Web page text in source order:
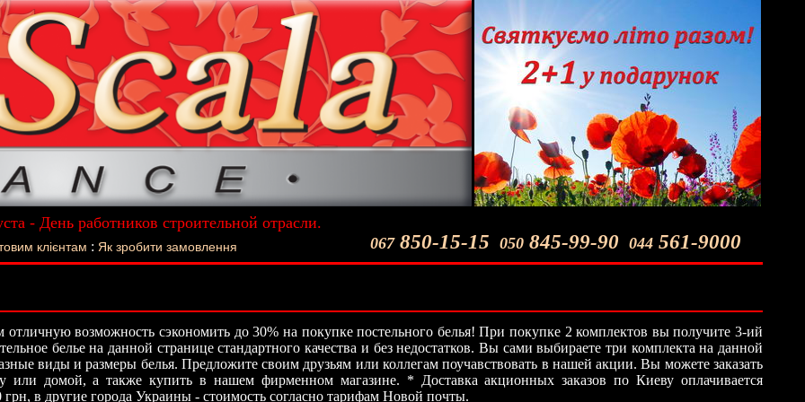
- День работников строительной отрасли.
подарок - Постельное белье La Scala!
067850-15-15 050 845-99-90 044 561-9000
клієнтам : Як зробити замовлення
возможность сэкономить до 30% на покупке постельного белья! При покупке 2 комплектов вы получите 3-ий
белье на данной странице стандартного качества и без недостатков. Вы сами выбираете три комплекта на данной
виды и размеры белья. Предложите своим друзьям или коллегам поучавствовать в нашей акции. Вы можете заказать
или домой, а также купить в нашем фирменном магазине. * Доставка акционных заказов по Киеву оплачивается
грн, в другие города Украины - стоимость согласно тарифам Новой почты.